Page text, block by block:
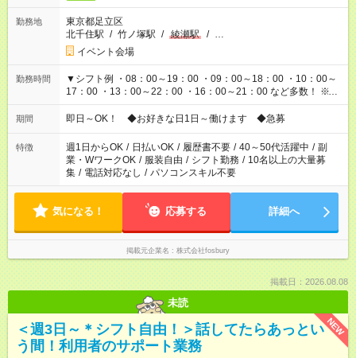
勤務地
東京都足立区
北千住駅 / 竹ノ塚駅 / 綾瀬駅 / …
イベント会場
勤務時間
▼シフト例 ・08：00～19：00 ・09：00～18：00 ・10：00～
17：00 ・13：00～22：00 ・16：00～21：00 など多数！ ※お
仕事により勤務時間が異なります
期間 即日～OK！ ◆お好きな日1日～働けます ◆急募
特徴 週1日からOK / 日払いOK / 履歴書不要 / 40～50代活躍中 / 副
業・WワークOK / 服装自由 / シフト勤務 / 10名以上の大量募
集 / 電話対応なし / パソコンスキル不要
気になる！ 応募する 詳細へ
掲載元企業名 株式会社fosbury
掲載日：2026.08.08
未読
NEW
＜週3日～＊シフト自由！＞話してたらあっとい
う間！利用者のサポート業務